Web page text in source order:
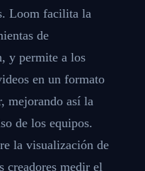
Loom facilita la
de
y permite a los
en un formato
mejorando así la
de los equipos.
la visualización de
creadores medir el